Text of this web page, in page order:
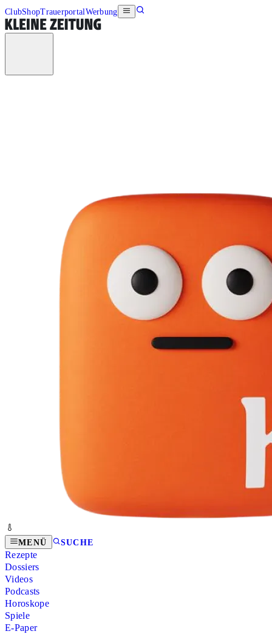
ClubShopTrauerportalWerbung
MENÜ SUCHE
Rezepte
Dossiers
Videos
Podcasts
Horoskope
Spiele
E-Paper